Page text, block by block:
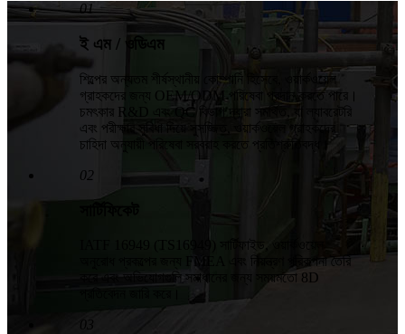
01
ই এম / ওডিএম
শিল্পের অন্যতম শীর্ষস্থানীয় কোম্পানি হিসেবে, ওয়ার্কওয়েল
গ্রাহকদের জন্য OEM/ODM পরিষেবা প্রদান করতে পারে।
চমৎকার R&D এবং QC বিভাগ দ্বারা সমর্থিত, যা ল্যাবরেটরি
এবং পরীক্ষার সুবিধা দিয়ে সুসজ্জিত, ওয়ার্কওয়েল গ্রাহকদের
চাহিদা অনুযায়ী পরিষেবা সরবরাহ করতে প্রতিশ্রুতিবদ্ধ।
02
IATF 16949 (TS16949) সার্টিফাইড, ওয়ার্কওয়েল
অনুরোধ প্রকল্পের জন্য FMEA এবং নিয়ন্ত্রণ পরিকল্পনা তৈরি
করে এবং অভিযোগগুলি সমাধানের জন্য সময়মতো 8D
03